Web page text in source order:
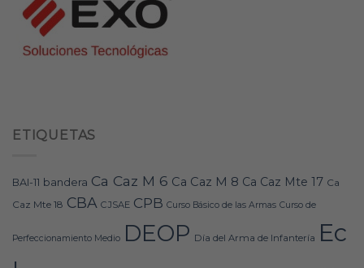
ETIQUETAS
BAI-11 bandera Ca Caz M 6 Ca Caz M 8 Ca Caz Mte 17 Ca
Caz Mte 18 CBA CJSAE CPB Curso Básico de las Armas Curso de
Perfeccionamiento Medio DEOP Día del Arma de Infantería Ec